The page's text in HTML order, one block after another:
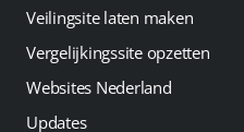
Veilingsite laten maken
Vergelijkingssite opzetten
Websites Nederland
Updates